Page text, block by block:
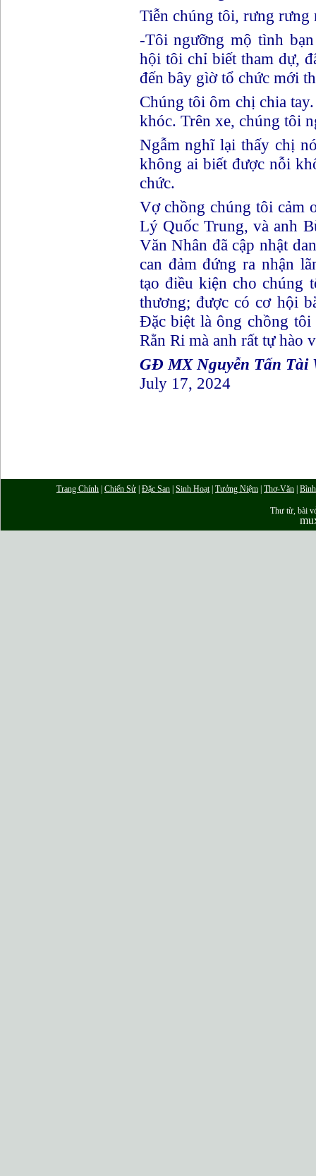
Tiễn chúng tôi, rưng rưng
-Tôi ngưỡng mộ tình
hội tôi chỉ biết tham dự,
đến bây gìờ tổ chức mới
Chúng tôi ôm chị chia
khóc. Trên xe, chúng tôi
Ngẫm nghĩ lại thấy chị
không ai biết được nỗi
chức.
Vợ chồng chúng tôi cảm
Lý Quốc Trung, và anh
Văn Nhân đã cập nhật
can đảm đứng ra nhận
tạo điều kiện cho chúng
thương; được có cơ hội
Đặc biệt là ông chồng
Rằn Ri mà anh rất tự hào
GĐ MX Nguyễn Tấn Tài
July 17, 2024
Trang Chính Chiến Sử Đặc San Sinh Hoạt| Tưởng Niệm Thơ-Văn
Thư từ, bài